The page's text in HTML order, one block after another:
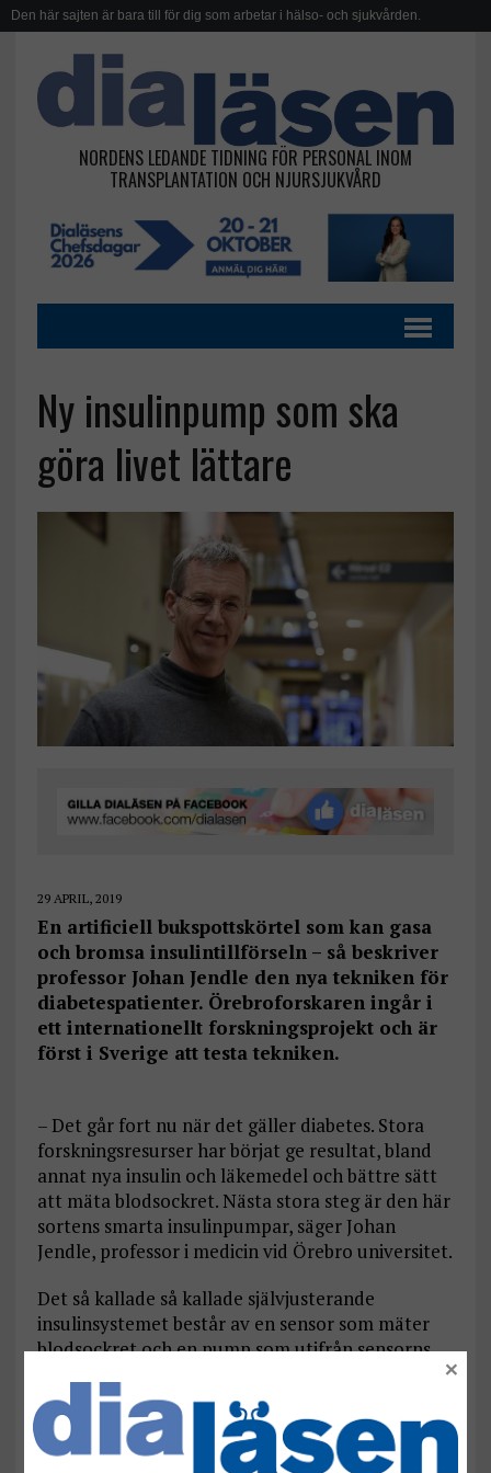
Den här sajten är bara till för dig som arbetar i hälso- och sjukvården.
NORDENS LEDANDE TIDNING FÖR PERSONAL INOM
TRANSPLANTATION OCH NJURSJUKVÅRD
Ny insulinpump som ska
göra livet lättare
29 APRIL, 2019
En artificiell bukspottskörtel som kan gasa
och bromsa insulintillförseln – så beskriver
professor Johan Jendle den nya tekniken för
diabetespatienter. Örebroforskaren ingår i
ett internationellt forskningsprojekt och är
först i Sverige att testa tekniken.
– Det går fort nu när det gäller diabetes. Stora
forskningsresurser har börjat ge resultat, bland
annat nya insulin och läkemedel och bättre sätt
att mäta blodsockret. Nästa stora steg är den här
sortens smarta insulinpumpar, säger Johan
Jendle, professor i medicin vid Örebro universitet.
Det så kallade så kallade självjusterande
insulinsystemet består av en sensor som mäter
blodsockret och en pump som utifrån sensorns
mätningar tillför rätt mängd insulin. USA, Kanada
och sex europeiska länder, där Örebro
representerar Sverige, deltar i studien. Totalt
kommer 1120 patienter ingå i studien och upp till
×